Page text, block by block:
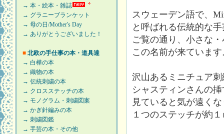
→ 本・絵本・雑誌
→ グラニーブランケット
→ 母の日/Mother's Day
→ ありがとうございました！
■ 北欧の手仕事の本・道具達
→ 白樺の本
→ 織物の本
→ 伝統刺繍の本
→ クロスステッチの本
→ モノグラム・刺繍図案
→ かぎ針編みの本
→ 刺繍図鑑
→ 手芸の本・その他
スウェーデン語で、
と呼ばれる伝統的な
ご覧の通り、小さな
この名前が来ています
沢山あるミニチュア
シャスティンさんの
見ていると気が遠く
１つのステッチが約